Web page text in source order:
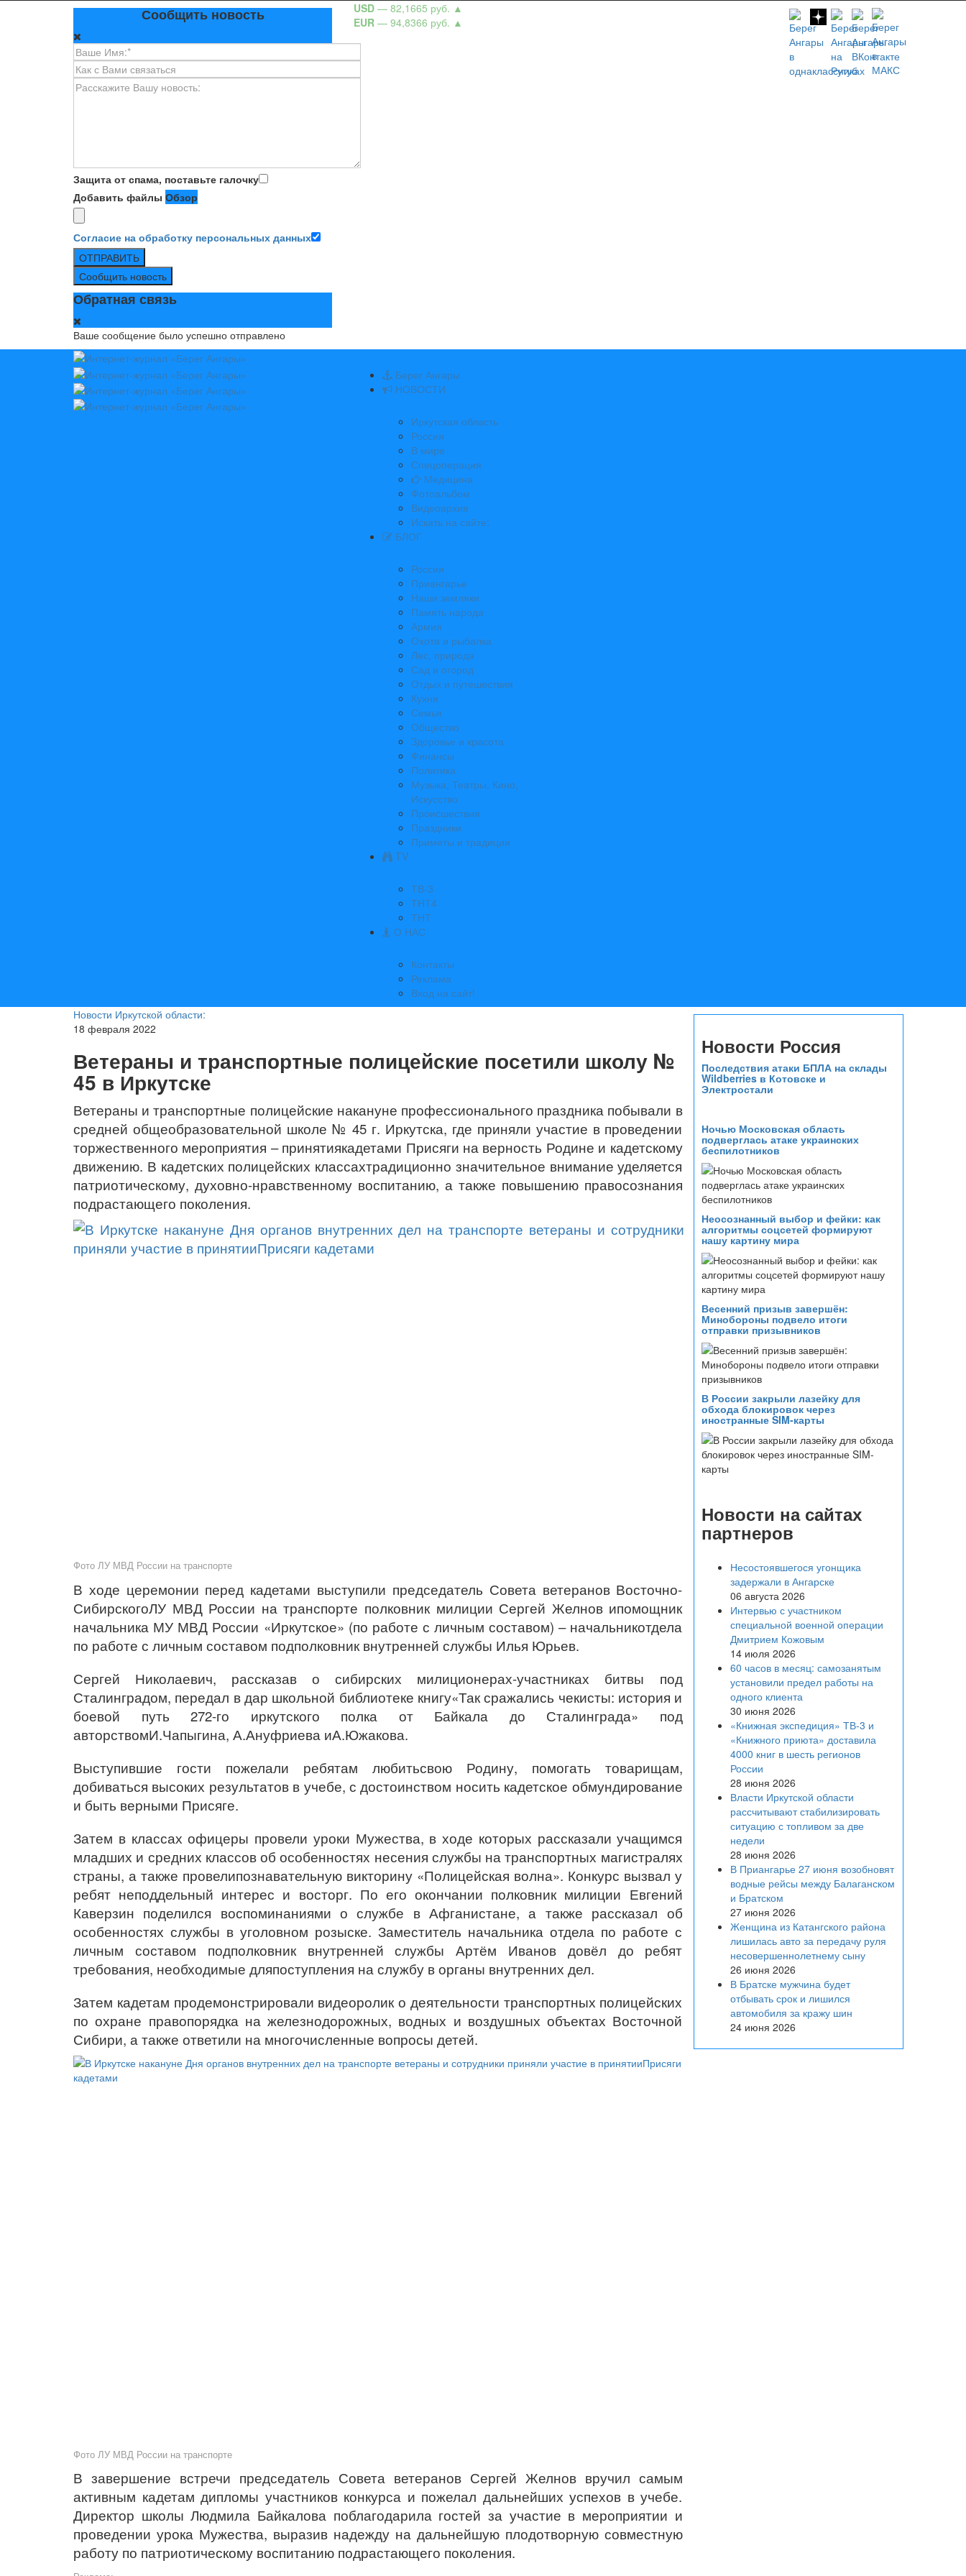
Сообщить новость
Защита от спама, поставьте галочку
Добавить файлы Обзор
Согласие на обработку персональных данных
ОТПРАВИТЬ
Сообщить новость
Обратная связь
Ваше сообщение было успешно отправлено
USD — 82,1665 руб. ▲
EUR — 94,8366 руб. ▲
Берег Ангары
НОВОСТИ
Иркутская область
Россия
В мире
Спецоперация
Медицина
Фотоальбом
Видеоархив
Искать на сайте:
БЛОГ
Россия
Приангарье
Наши земляки
Память народа
Армия
Охота и рыбалка
Лес, природа
Сад и огород
Отдых и путешествия
Кухня
Семья
Общество
Здоровье и красота
Финансы
Политика
Музыка, Театры, Кино,
Искусство
Происшествия
Праздники
Приметы и традиции
TV
ТВ-3
ТНТ4
ТНТ
О НАС
Контакты
Реклама
Вход на сайт!
Новости Иркутской области:
18 февраля 2022
Ветераны и транспортные полицейские посетили школу №
45 в Иркутске
Ветераны и транспортные полицейские накануне профессионального праздника побывали в
средней общеобразовательной школе № 45 г. Иркутска, где приняли участие в проведении
торжественного мероприятия – принятиякадетами Присяги на верность Родине и кадетскому
движению. В кадетских полицейских классахтрадиционно значительное внимание уделяется
патриотическому, духовно-нравственному воспитанию, а также повышению правосознания
подрастающего поколения.
Фото ЛУ МВД России на транспорте
В ходе церемонии перед кадетами выступили председатель Совета ветеранов Восточно-
СибирскогоЛУ МВД России на транспорте полковник милиции Сергей Желнов ипомощник
начальника МУ МВД России «Иркутское» (по работе с личным составом) – начальникотдела
по работе с личным составом подполковник внутренней службы Илья Юрьев.
Сергей Николаевич, рассказав о сибирских милиционерах-участниках битвы под
Сталинградом, передал в дар школьной библиотеке книгу«Так сражались чекисты: история и
боевой путь 272-го иркутского полка от Байкала до Сталинграда» под
авторствомИ.Чапыгина, А.Ануфриева иА.Южакова.
Выступившие гости пожелали ребятам любитьсвою Родину, помогать товарищам,
добиваться высоких результатов в учебе, с достоинством носить кадетское обмундирование
и быть верными Присяге.
Затем в классах офицеры провели уроки Мужества, в ходе которых рассказали учащимся
младших и средних классов об особенностях несения службы на транспортных магистралях
страны, а также провелипознавательную викторину «Полицейская волна». Конкурс вызвал у
ребят неподдельный интерес и восторг. По его окончании полковник милиции Евгений
Каверзин поделился воспоминаниями о службе в Афганистане, а также рассказал об
особенностях службы в уголовном розыске. Заместитель начальника отдела по работе с
личным составом подполковник внутренней службы Артём Иванов довёл до ребят
требования, необходимые дляпоступления на службу в органы внутренних дел.
Затем кадетам продемонстрировали видеоролик о деятельности транспортных полицейских
по охране правопорядка на железнодорожных, водных и воздушных объектах Восточной
Сибири, а также ответили на многочисленные вопросы детей.
Фото ЛУ МВД России на транспорте
В завершение встречи председатель Совета ветеранов Сергей Желнов вручил самым
активным кадетам дипломы участников конкурса и пожелал дальнейших успехов в учебе.
Директор школы Людмила Байкалова поблагодарила гостей за участие в мероприятии и
проведении урока Мужества, выразив надежду на дальнейшую плодотворную совместную
работу по патриотическому воспитанию подрастающего поколения.
Новости Россия
Последствия атаки БПЛА на склады
Wildberries в Котовске и
Электростали
Ночью Московская область
подверглась атаке украинских
беспилотников
Неосознанный выбор и фейки: как
алгоритмы соцсетей формируют
нашу картину мира
Весенний призыв завершён:
Минобороны подвело итоги
отправки призывников
В России закрыли лазейку для
обхода блокировок через
иностранные SIM-карты
Новости на сайтах
партнеров
Несостоявшегося угонщика
задержали в Ангарске
06 августа 2026
Интервью с участником
специальной военной операции
Дмитрием Кожовым
14 июля 2026
60 часов в месяц: самозанятым
установили предел работы на
одного клиента
30 июня 2026
«Книжная экспедиция» ТВ-3 и
«Книжного приюта» доставила
4000 книг в шесть регионов
России
28 июня 2026
Власти Иркутской области
рассчитывают стабилизировать
ситуацию с топливом за две
недели
28 июня 2026
В Приангарье 27 июня возобновят
водные рейсы между Балаганском
и Братском
27 июня 2026
Женщина из Катангского района
лишилась авто за передачу руля
несовершеннолетнему сыну
26 июня 2026
В Братске мужчина будет
отбывать срок и лишился
автомобиля за кражу шин
24 июня 2026